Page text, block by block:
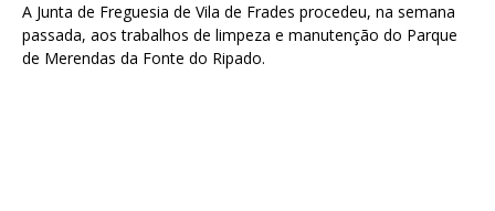
A Junta de Freguesia de Vila de Frades procedeu, na semana
passada, aos trabalhos de limpeza e manutenção do Parque
de Merendas da Fonte do Ripado.